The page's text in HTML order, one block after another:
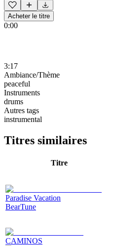
Acheter le titre
0:00
3:17
Ambiance/Thème
peaceful
Instruments
drums
Autres tags
instrumental
Titres similaires
Titre
Paradise Vacation
BearTune
CAMINOS